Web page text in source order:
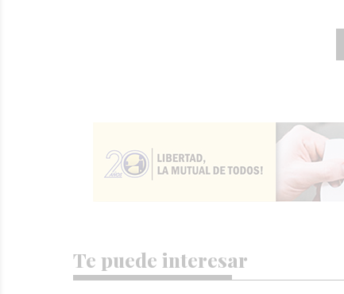
Te puede interesar